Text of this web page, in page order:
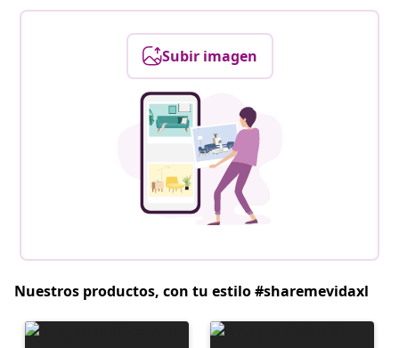
Subir imagen
Nuestros productos, con tu estilo #sharemevidaxl